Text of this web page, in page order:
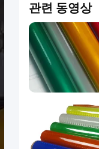
관련 동영상